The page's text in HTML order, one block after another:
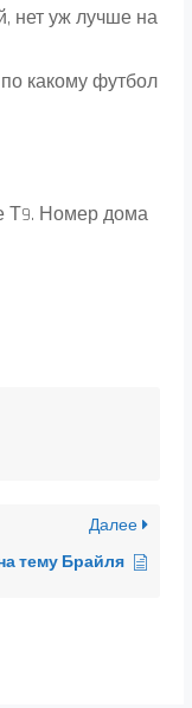
нет уж лучше на
какому футбол
Т9. Номер дома
Далее
тему Брайля